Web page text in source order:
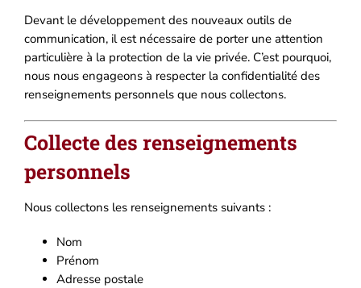
Devant le développement des nouveaux outils de
communication, il est nécessaire de porter une attention
particulière à la protection de la vie privée. C’est pourquoi,
nous nous engageons à respecter la confidentialité des
renseignements personnels que nous collectons.
Collecte des renseignements
personnels
Nous collectons les renseignements suivants :
Nom
Prénom
Adresse postale